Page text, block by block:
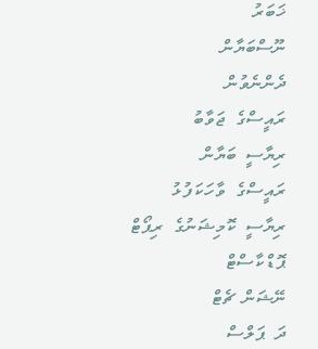
ޚަބަރު
ނޫސްބަޔާން
ދެންނެވުން
ރައީސްގެ ޖަވާބު
ރިޔާސީ ބަޔާން
ރައީސްގެ ވާހަކަފުޅު
ރިޔާސީ ކޮމިޝަނުގެ ރިޕޯޓް
ޕޮޑްކާސްޓް
ނޭޝަން ޗެޓް
ދަ ޕަލްސް